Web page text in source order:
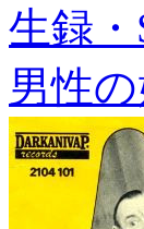
生録・
男性